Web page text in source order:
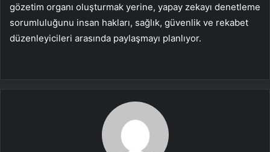
gözetim organı oluşturmak yerine, yapay zekayı denetleme
sorumluluğunu insan hakları, sağlık, güvenlik ve rekabet
düzenleyicileri arasında paylaşmayı planlıyor.